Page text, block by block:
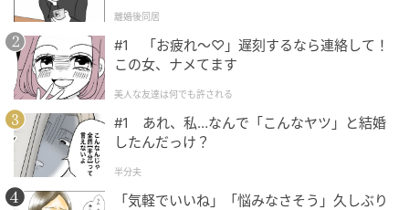
それぞれのメンバーが見せてきた演技の幅や成長を改
めて感じられるのも、「ARASHI Collection」の大きな
魅力です。懐かしさと新しさの両方を味わえる今回の
配信は、嵐がまた多くのファンをつくるきっかけとな
るでしょう。
※記事は執筆時点の情報です
離婚後同居
#1 「お疲れ〜♡」遅刻するなら連絡して！
この女、ナメてます
美人な友達は何でも許される
#1 あれ、私…なんで「こんなヤツ」と結婚
したんだっけ？
半分夫
「気軽でいいね」「悩みなさそう」久しぶり